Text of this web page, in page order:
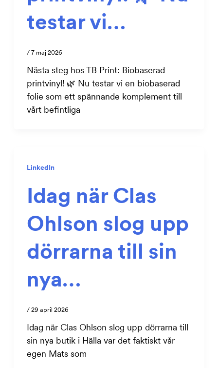
testar vi…
/ 7 maj 2026
Nästa steg hos TB Print: Biobaserad
printvinyl! 🌿 Nu testar vi en biobaserad
folie som ett spännande komplement till
vårt befintliga
LinkedIn
Idag när Clas
Ohlson slog upp
dörrarna till sin
nya…
/ 29 april 2026
Idag när Clas Ohlson slog upp dörrarna till
sin nya butik i Hälla var det faktiskt vår
egen Mats som